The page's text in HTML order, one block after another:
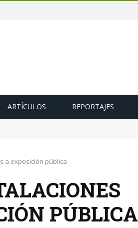
ARTÍCULOS REPORTAJES
del transporte
a exposición pública
PÚBLICA